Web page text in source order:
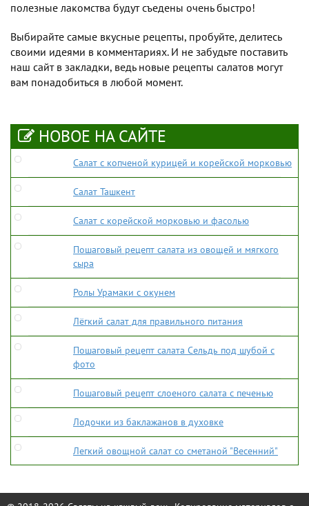
полезные лакомства будут съедены очень быстро!
Выбирайте самые вкусные рецепты, пробуйте, делитесь
своими идеями в комментариях. И не забудьте поставить
наш сайт в закладки, ведь новые рецепты салатов могут
вам понадобиться в любой момент.
НОВОЕ НА САЙТЕ
Салат с копченой курицей и корейской морковью
Салат Ташкент
Салат с корейской морковью и фасолью
Пошаговый рецепт салата из овощей и мягкого
сыра
Ролы Урамаки с окунем
Лёгкий салат для правильного питания
Пошаговый рецепт салата Сельдь под шубой с
фото
Пошаговый рецепт слоеного салата с печенью
Лодочки из баклажанов в духовке
Легкий овощной салат со сметаной "Весенний"